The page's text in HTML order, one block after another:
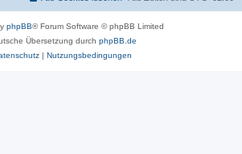
phpBB® Forum Software © phpBB Limited
Übersetzung durch phpBB.de
| Nutzungsbedingungen